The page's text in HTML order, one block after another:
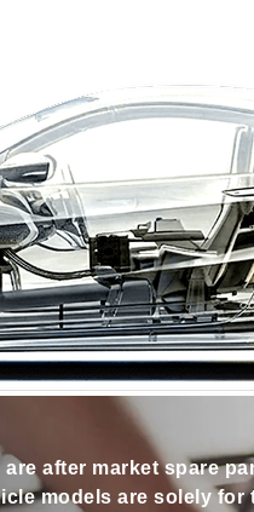
after market spare
models are solely